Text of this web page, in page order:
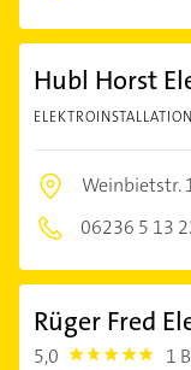
Hubl Horst
Weinbietstr.
06236 5 13
Rüger Fred
5,0 5.0 1